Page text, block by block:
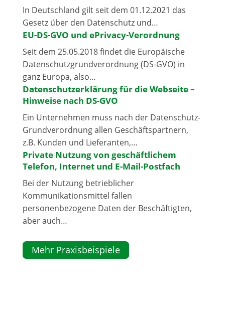
In Deutschland gilt seit dem 01.12.2021 das
Gesetz über den Datenschutz und…
EU-DS-GVO und ePrivacy-Verordnung
Seit dem 25.05.2018 findet die Europäische
Datenschutzgrundverordnung (DS-GVO) in
ganz Europa, also…
Datenschutzerklärung für die Webseite –
Hinweise nach DS-GVO
Ein Unternehmen muss nach der Datenschutz-
Grundverordnung allen Geschäftspartnern,
z.B. Kunden und Lieferanten,…
Private Nutzung von geschäftlichem
Telefon, Internet und E-Mail-Postfach
Bei der Nutzung betrieblicher
Kommunikationsmittel fallen
personenbezogene Daten der Beschäftigten,
aber auch…
Mehr Praxisbeispiele